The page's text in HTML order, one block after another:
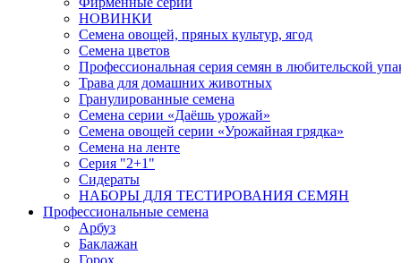
НОВИНКИ
Семена овощей, пряных культур, ягод
Семена цветов
Профессиональная серия семян в любительской
Трава для домашних животных
Гранулированные семена
Семена серии «Даёшь урожай»
Семена овощей серии «Урожайная грядка»
Семена на ленте
Серия "2+1"
Сидераты
НАБОРЫ ДЛЯ ТЕСТИРОВАНИЯ СЕМЯН
Профессиональные семена
Арбуз
Баклажан